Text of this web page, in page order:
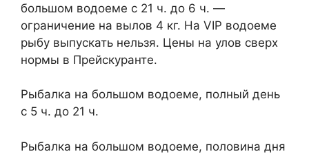
большом водоеме с 21 ч. до 6 ч. —
ограничение на вылов 4 кг. На VIP водоеме
рыбу выпускать нельзя. Цены на улов сверх
нормы в Прейскуранте.
Рыбалка на большом водоеме, полный день
с 5 ч. до 21 ч.
Рыбалка на большом водоеме, половина дня